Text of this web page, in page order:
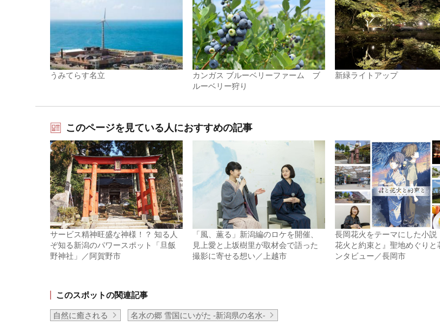
うみてらす名立
カンガス ブルーベリーファーム ブ
ルーベリー狩り
新緑ライトアップ
このページを見ている人におすすめの記事
サービス精神旺盛な神様！？ 知る人
ぞ知る新潟のパワースポット「旦飯
野神社」／阿賀野市
「風、薫る」新潟編のロケを開催、
見上愛と上坂樹里が取材会で語った
撮影に寄せる想い／上越市
長岡花火をテーマにした小説
花火と約束と』聖地めぐりと
ンタビュー／長岡市
このスポットの関連記事
自然に癒される 名水の郷 雪国にいがた -新潟県の名水-